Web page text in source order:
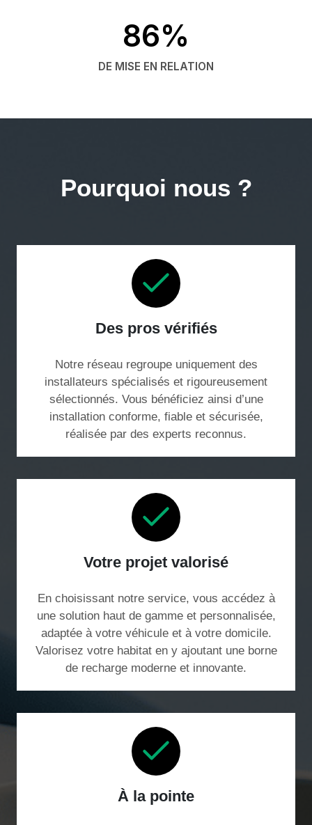
86%
DE MISE EN RELATION
Pourquoi nous ?
Des pros vérifiés
Notre réseau regroupe uniquement des
installateurs spécialisés et rigoureusement
sélectionnés. Vous bénéficiez ainsi d’une
installation conforme, fiable et sécurisée,
réalisée par des experts reconnus.
Votre projet valorisé
En choisissant notre service, vous accédez à
une solution haut de gamme et personnalisée,
adaptée à votre véhicule et à votre domicile.
Valorisez votre habitat en y ajoutant une borne
de recharge moderne et innovante.
À la pointe